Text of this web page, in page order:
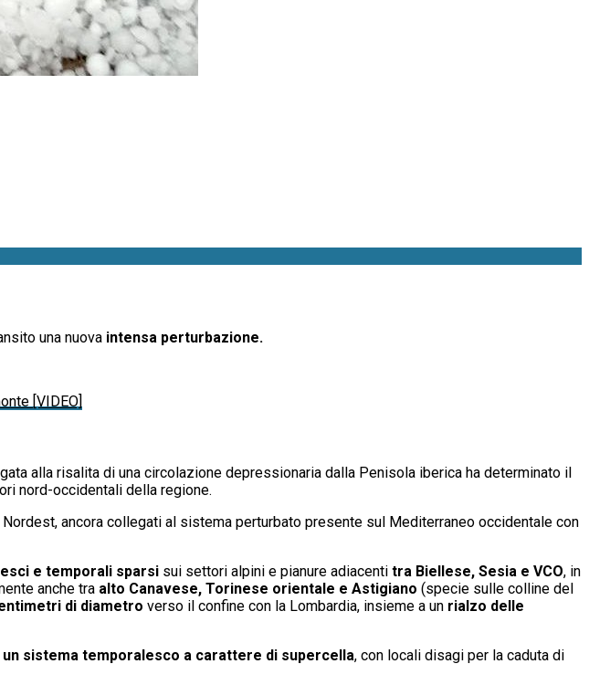
una nuova intensa perturbazione.
[VIDEO]
alla risalita di una circolazione depressionaria dalla Penisola iberica ha determinato il
nord-occidentali della regione.
ancora collegati al sistema perturbato presente sul Mediterraneo occidentale con
e temporali sparsi sui settori alpini e pianure adiacenti tra Biellese, Sesia e VCO, in
anche tra alto Canavese, Torinese orientale e Astigiano (specie sulle colline del
di diametro verso il confine con la Lombardia, insieme a un rialzo delle
sistema temporalesco a carattere di supercella, con locali disagi per la caduta di